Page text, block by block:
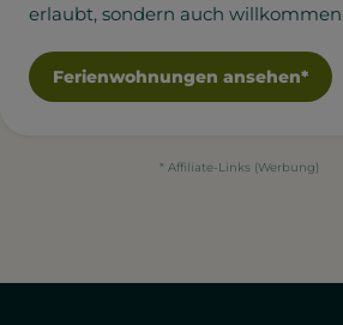
erlaubt, sondern auch willkommen.
Ferienwohnungen ansehen*
* Affiliate-Links (Werbung)